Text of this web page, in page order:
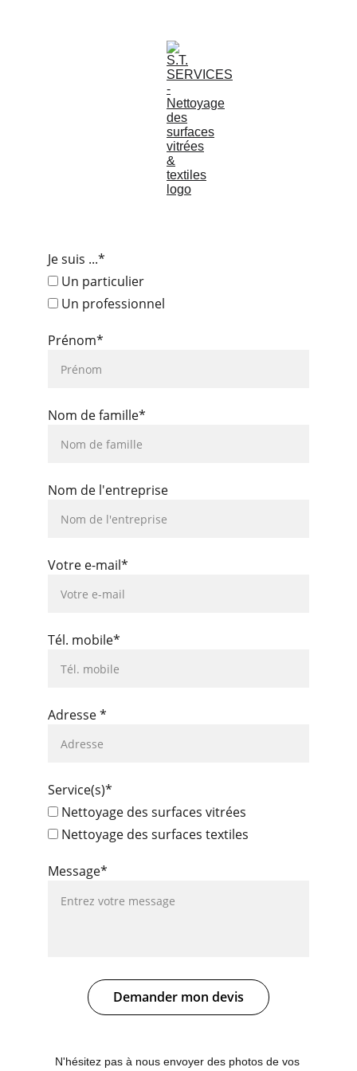
Demande de
Je suis ...*
Un particulier
Un professionnel
Prénom*
Nom de famille*
Nom de l'entreprise
Votre e-mail*
Tél. mobile*
Adresse *
Service(s)*
Nettoyage des surfaces vitrées
Nettoyage des surfaces textiles
Message*
Demander mon devis
N'hésitez pas à nous envoyer des photos de vos